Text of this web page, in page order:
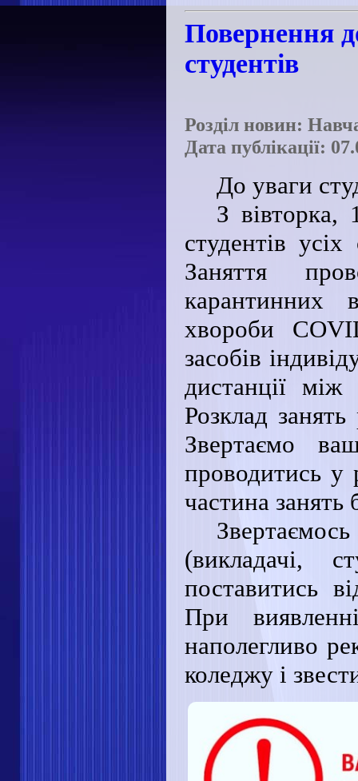
Повернення
студентів
Розділ новин:
Дата публікації:
До уваги
З вівторка,
студентів
Заняття
карантинних
хвороби
засобів
дистанції
Розклад
Звертаємо
проводитись у
частина занять
(викладачі,
поставитись
При
наполегливо
коледжу і